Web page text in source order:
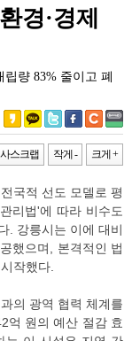
경·경제
량 83% 줄이고 폐
스크랩 작게 - 크게 +
국적 선도 모델로 평
리법'에 따라 비수도
. 강릉시는 이에 대비
했으며, 본격적인 법
작했다.
의 광역 협력 체계를
억 원의 예산 절감 효